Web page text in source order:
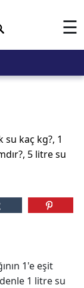
☰
su kaç kg?, 1
5 litre su
1'e eşit
1 litre su